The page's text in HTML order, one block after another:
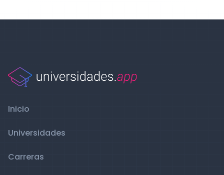
Inicio
Universidades
Carreras